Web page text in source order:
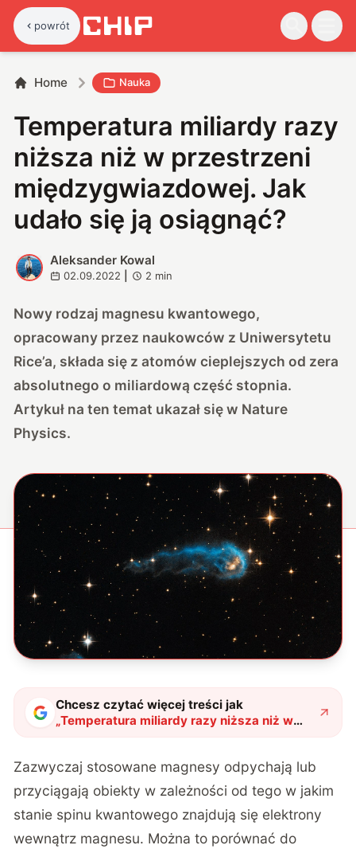
powrót
Home Nauka
Temperatura miliardy razy
niższa niż w przestrzeni
międzygwiazdowej. Jak
udało się ją osiągnąć?
A
Aleksander Kowal
02.09.2022 2 min
Nowy rodzaj magnesu kwantowego,
opracowany przez naukowców z Uniwersytetu
Rice’a, składa się z atomów cieplejszych od zera
absolutnego o miliardową część stopnia.
Artykuł na ten temat ukazał się w Nature
Physics.
Chcesz czytać więcej treści jak
„Temperatura miliardy razy niższa niż w
przestrzeni międzygwiazdowej. Jak udało
Zazwyczaj stosowane magnesy odpychają lub
przyciągają obiekty w zależności od tego w jakim
stanie spinu kwantowego znajdują się elektrony
wewnątrz magnesu. Można to porównać do